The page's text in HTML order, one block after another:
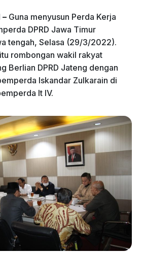
p
– Guna menyusun Perda Kerja
DPRD Jawa Timur
tengah, Selasa (29/3/2022).
rombongan wakil rakyat
Berlian DPRD Jateng dengan
Iskandar Zulkarain di
lt IV.